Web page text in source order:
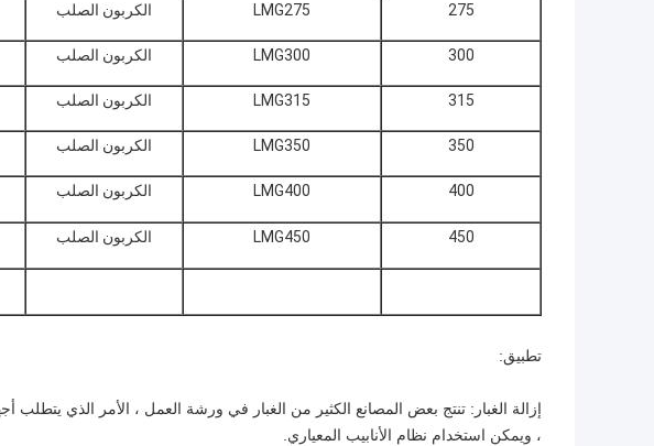
275
LMG275 الكربون الصلب
300
LMG300 الكربون الصلب
315
LMG315 الكربون الصلب
350
LMG350 الكربون الصلب
400
LMG400 الكربون الصلب
450
LMG450 الكربون الصلب
تطبيق:
إزالة الغبار: تنتج بعض المصانع الكثير من الغبار في ورشة العمل ، الأمر الذي يتطلب
، ويمكن استخدام نظام الأنابيب المعياري.